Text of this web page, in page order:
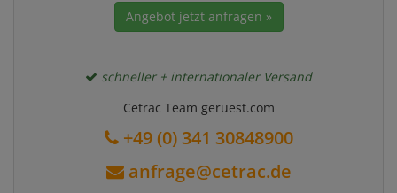
Angebot jetzt anfragen »
schneller + internationaler Versand
Cetrac Team geruest.com
+49 (0) 341 30848900
anfrage@cetrac.de